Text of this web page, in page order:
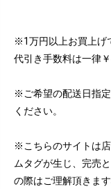
※1万円以上お買上げ
代引き手数料は一律
※ご希望の配送日指
ください。
※こちらのサイトは
ムタグが生じ、完売
の際はご理解頂きま